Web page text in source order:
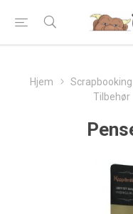
Hjem Scrapbooking
Tilbehør